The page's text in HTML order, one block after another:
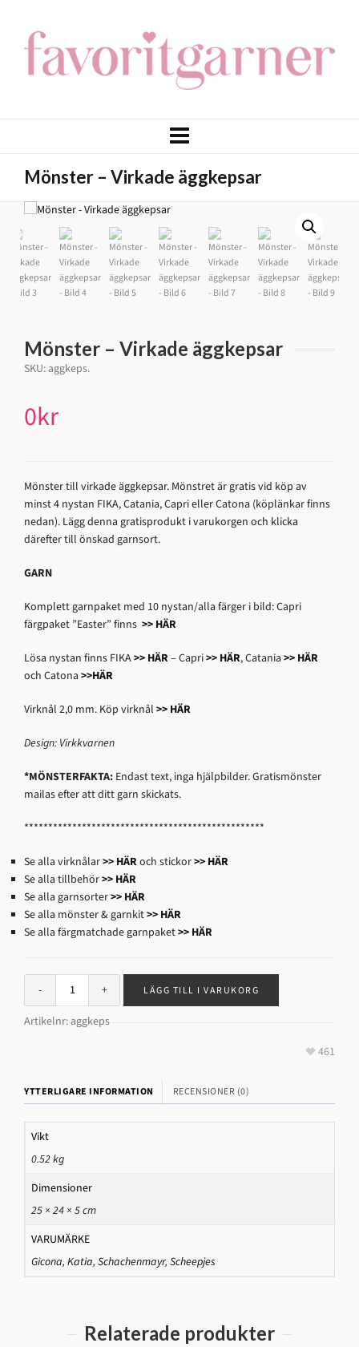
Mönster – Virkade äggkepsar
Mönster – Virkade äggkepsar
SKU:aggkeps.
0kr
Mönster till virkade äggkepsar. Mönstret är gratis vid köp av
minst 4 nystan FIKA, Catania, Capri eller Catona (köplänkar finns
nedan). Lägg denna gratisprodukt i varukorgen och klicka
därefter till önskad garnsort.
GARN
Komplett garnpaket med 10 nystan/alla färger i bild: Capri
färgpaket ”Easter” finns >> HÄR
Lösa nystan finns FIKA>> HÄR – Capri>> HÄR, Catania >> HÄR
och Catona >>HÄR
Virknål 2,0 mm. Köp virknål >> HÄR
Design: Virkkvarnen
*MÖNSTERFAKTA: Endast text, inga hjälpbilder. Gratismönster
mailas efter att ditt garn skickats.
**************************************************
Se alla virknålar>> HÄR och stickor>> HÄR
Se alla tillbehör>> HÄR
Se alla garnsorter>> HÄR
Se alla mönster & garnkit>> HÄR
Se alla färgmatchade garnpaket>> HÄR
LÄGG TILL I VARUKORG
Artikelnr:aggkeps
461
YTTERLIGARE INFORMATION RECENSIONER (0)
Vikt
0.52 kg
Dimensioner
25 × 24 × 5 cm
VARUMÄRKE
Gicona, Katia, Schachenmayr, Scheepjes
Relaterade produkter